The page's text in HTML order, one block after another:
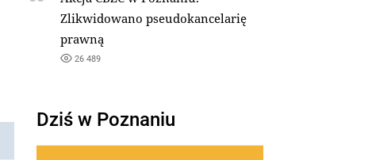
Zlikwidowano pseudokancelarię
prawną
26 489
Dziś w Poznaniu